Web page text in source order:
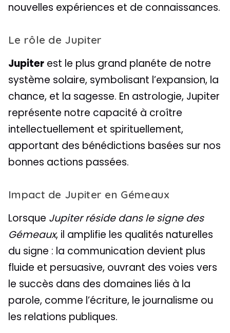
nouvelles expériences et de connaissances.
Le rôle de Jupiter
Jupiter est le plus grand planéte de notre
système solaire, symbolisant l’expansion, la
chance, et la sagesse. En astrologie, Jupiter
représente notre capacité à croître
intellectuellement et spirituellement,
apportant des bénédictions basées sur nos
bonnes actions passées.
Impact de Jupiter en Gémeaux
Lorsque Jupiter réside dans le signe des
Gémeaux, il amplifie les qualités naturelles
du signe : la communication devient plus
fluide et persuasive, ouvrant des voies vers
le succès dans des domaines liés à la
parole, comme l’écriture, le journalisme ou
les relations publiques.